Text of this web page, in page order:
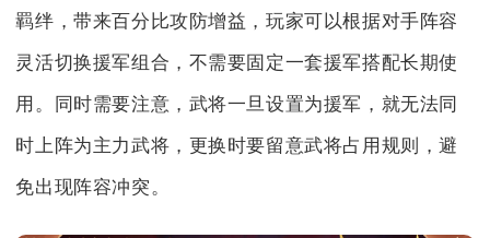
羁绊，带来百分比攻防增益，玩家可以根据对手阵容
灵活切换援军组合，不需要固定一套援军搭配长期使
用。同时需要注意，武将一旦设置为援军，就无法同
时上阵为主力武将，更换时要留意武将占用规则，避
免出现阵容冲突。